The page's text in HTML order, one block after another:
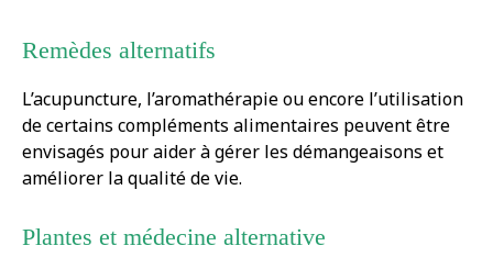
Remèdes alternatifs
L’acupuncture, l’aromathérapie ou encore l’utilisation
de certains compléments alimentaires peuvent être
envisagés pour aider à gérer les démangeaisons et
améliorer la qualité de vie.
Plantes et médecine alternative